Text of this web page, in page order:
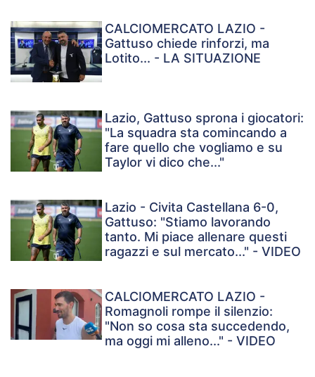
CALCIOMERCATO LAZIO -
Gattuso chiede rinforzi, ma
Lotito... - LA SITUAZIONE
Lazio, Gattuso sprona i giocatori:
"La squadra sta comincando a
fare quello che vogliamo e su
Taylor vi dico che..."
Lazio - Civita Castellana 6-0,
Gattuso: "Stiamo lavorando
tanto. Mi piace allenare questi
ragazzi e sul mercato..." - VIDEO
CALCIOMERCATO LAZIO -
Romagnoli rompe il silenzio:
"Non so cosa sta succedendo,
ma oggi mi alleno..." - VIDEO